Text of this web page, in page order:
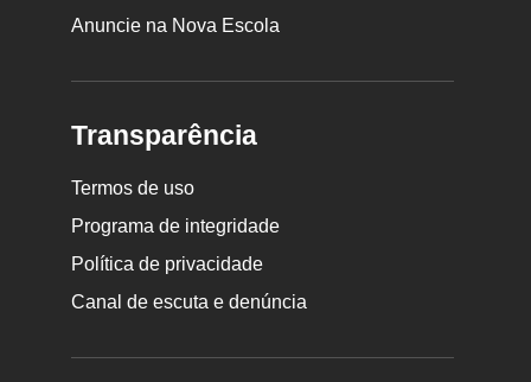
Anuncie na Nova Escola
Transparência
Termos de uso
Programa de integridade
Política de privacidade
Canal de escuta e denúncia